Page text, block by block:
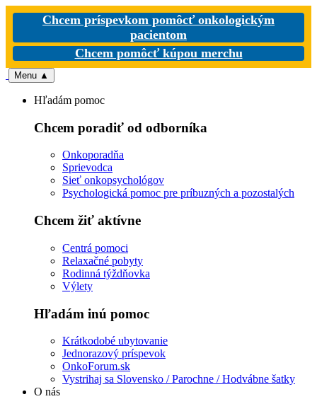
Chcem príspevkom pomôcť onkologickým
pacientom
Chcem pomôcť kúpou merchu
Menu ▲
Hľadám pomoc
Chcem poradiť od odborníka
Onkoporadňa
Sprievodca
Sieť onkopsychológov
Psychologická pomoc pre príbuzných a pozostalých
Chcem žiť aktívne
Centrá pomoci
Relaxačné pobyty
Rodinná týždňovka
Výlety
Hľadám inú pomoc
Krátkodobé ubytovanie
Jednorazový príspevok
OnkoForum.sk
Vystrihaj sa Slovensko / Parochne / Hodvábne šatky
O nás